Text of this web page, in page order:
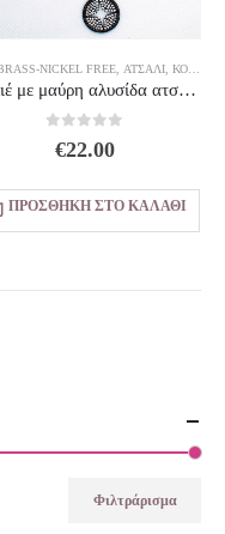
ΚΟΣΜΗΜΑΤΑNICKEL FREE, ΑΤΣΆΛΙ, ΚΟΛΙΈ
Κολιέ με μαύρη αλυσίδα ατσάλινη και αστέρι με ζιρκόν
€22.00
ΠΡΟΣΘΉΚΗ ΣΤΟ ΚΑΛΆΘΙ
Φιλτράρισμα